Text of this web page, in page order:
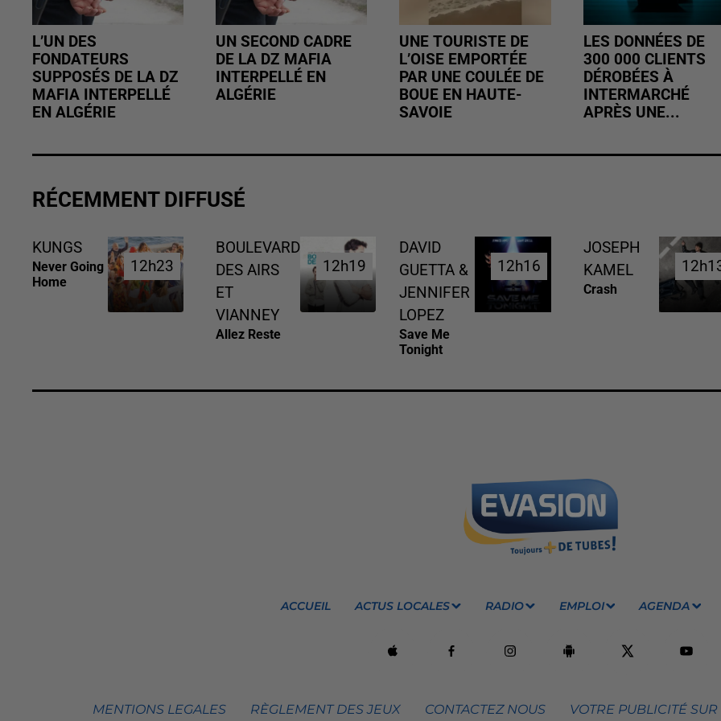
L’UN DES
FONDATEURS
SUPPOSÉS DE LA DZ
MAFIA INTERPELLÉ
EN ALGÉRIE
UN SECOND CADRE
DE LA DZ MAFIA
INTERPELLÉ EN
ALGÉRIE
UNE TOURISTE DE
L’OISE EMPORTÉE
PAR UNE COULÉE DE
BOUE EN HAUTE-
SAVOIE
LES DONNÉES DE
300 000 CLIENTS
DÉROBÉES À
INTERMARCHÉ
APRÈS UNE...
RÉCEMMENT DIFFUSÉ
KUNGS
Never Going
Home
12h23
12h23
BOULEVARD
DES AIRS
ET
VIANNEY
Allez Reste
12h19
12h19
DAVID
GUETTA &
JENNIFER
LOPEZ
Save Me
Tonight
12h16
12h16
JOSEPH
KAMEL
Crash
ACCUEIL ACTUS LOCALES RADIO EMPLOI AGENDA
MENTIONS LEGALES RÈGLEMENT DES JEUX CONTACTEZ NOUS VOTRE PUBLICITÉ